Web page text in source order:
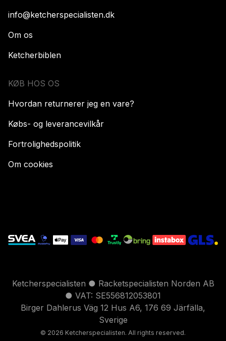
info@ketcherspecialisten.dk
Om os
Ketcherbiblen
KØB HOS OS
Hvordan returnerer jeg en vare?
Købs- og leverancevilkår
Fortrolighedspolitik
Om cookies
Ketcherspecialisten ● Racketspecialisten Norden AB
● VAT: SE556812053801
Birger Dahlerus Väg 12 Hus A6, 176 69 Järfälla,
Sverige
© 2026 Ketcherspecialisten. All rights reserved.